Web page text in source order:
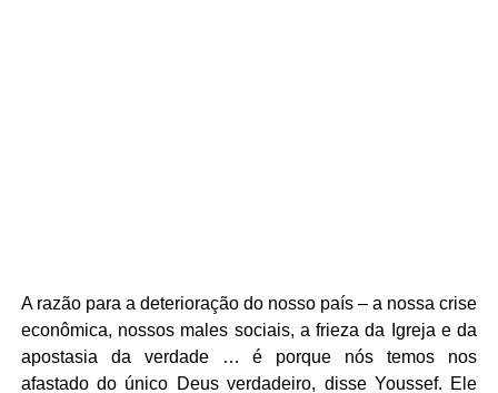
A razão para a deterioração do nosso país – a nossa crise
econômica, nossos males sociais, a frieza da Igreja e da
apostasia da verdade … é porque nós temos nos
afastado do único Deus verdadeiro, disse Youssef. Ele